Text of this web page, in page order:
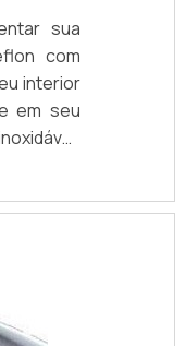
sua
com
interior
em seu
trama
razão
à al...